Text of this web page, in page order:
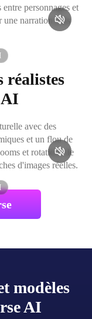
personnages et
narration plus
réalistes
AI
avec des
et un flou de
et rotations de
d'images réelles.
modèles
AI